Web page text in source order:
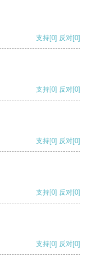
支持[0] 反对[0]
支持[0] 反对[0]
支持[0] 反对[0]
支持[0] 反对[0]
支持[0] 反对[0]